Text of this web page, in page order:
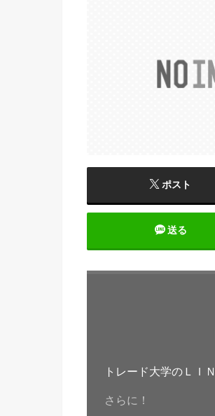
ポスト
送る
トレード大学のＬＩ
さらに！